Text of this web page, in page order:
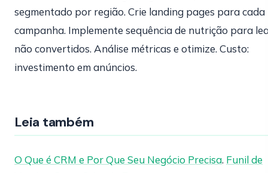
segmentado por região. Crie landing pages para cada
campanha. Implemente sequência de nutrição para
não convertidos. Análise métricas e otimize. Custo:
investimento em anúncios.
Leia também
O Que é CRM e Por Que Seu Negócio Precisa. Funil de